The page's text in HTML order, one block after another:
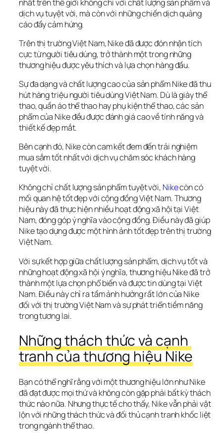
nhất trên thế giới không chỉ với chất lượng sản phẩm và
dịch vụ tuyệt vời, mà còn với những chiến dịch quảng
cáo đầy cảm hứng.
Trên thị trường Việt Nam, Nike đã được đón nhận tích
cực từ người tiêu dùng, trở thành một trong những
thương hiệu được yêu thích và lựa chọn hàng đầu.
Sự đa dạng và chất lượng cao của sản phẩm Nike đã thu
hút hàng triệu người tiêu dùng Việt Nam. Dù là giày thể
thao, quần áo thể thao hay phụ kiện thể thao, các sản
phẩm của Nike đều được đánh giá cao về tính năng và
thiết kế đẹp mắt.
Bên cạnh đó, Nike còn cam kết đem đến trải nghiệm
mua sắm tốt nhất với dịch vụ chăm sóc khách hàng
tuyệt vời.
Không chỉ chất lượng sản phẩm tuyệt vời, Nike còn có
mối quan hệ tốt đẹp với cộng đồng Việt Nam. Thương
hiệu này đã thực hiện nhiều hoạt động xã hội tại Việt
Nam, đóng góp ý nghĩa vào cộng đồng. Điều này đã giúp
Nike tạo dựng được một hình ảnh tốt đẹp trên thị trường
Việt Nam.
Với sự kết hợp giữa chất lượng sản phẩm, dịch vụ tốt và
những hoạt động xã hội ý nghĩa, thương hiệu Nike đã trở
thành một lựa chọn phổ biến và được tin dùng tại Việt
Nam. Điều này chỉ ra tầm ảnh hưởng rất lớn của Nike
đối với thị trường Việt Nam và sự phát triển tiềm năng
trong tương lai.
Những thách thức và cạnh
tranh của thương hiệu Nike
Bạn có thể nghĩ rằng với một thương hiệu lớn như Nike
đã đạt được mọi thứ và không còn gặp phải bất kỳ thách
thức nào nữa. Nhưng thực tế cho thấy, Nike vẫn phải vật
lộn với những thách thức và đối thủ cạnh tranh khốc liệt
trong ngành thể thao.